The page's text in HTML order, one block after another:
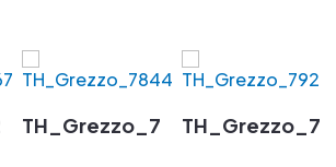
TH_Grezzo_7844